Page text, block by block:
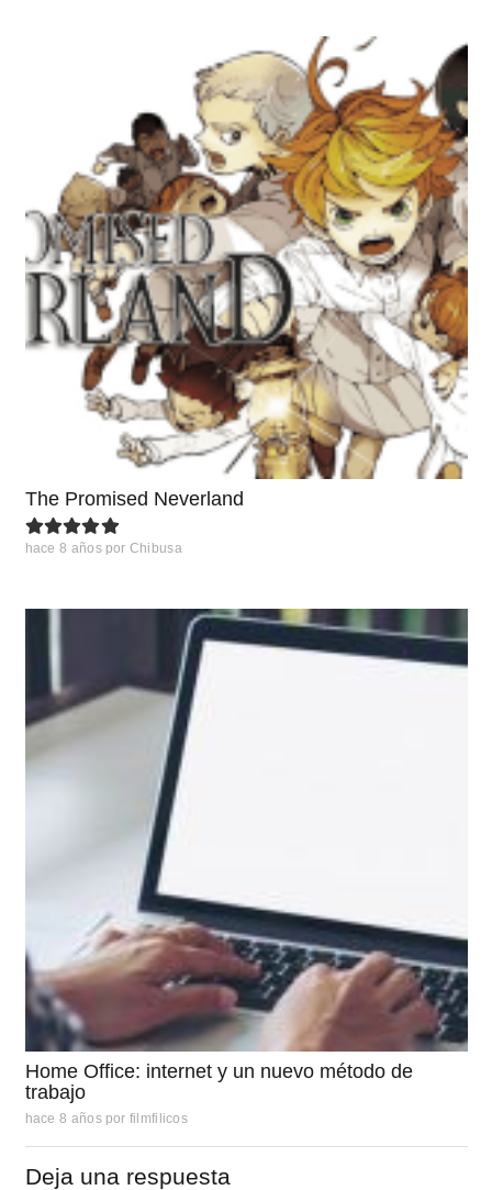
The Promised Neverland
hace 8 años por Chibusa
Home Office: internet y un nuevo método de
trabajo
hace 8 años por filmfilicos
Deja una respuesta